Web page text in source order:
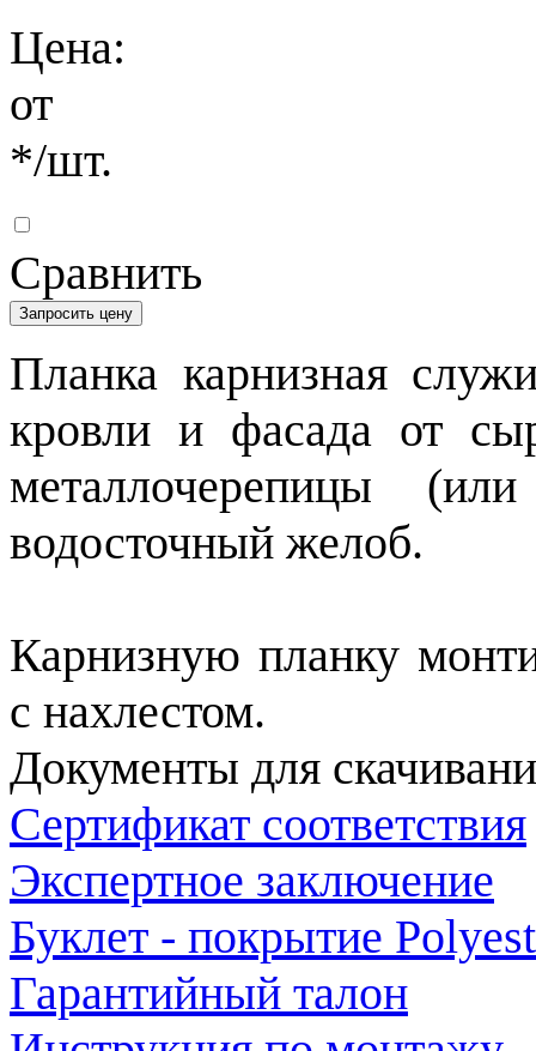
Цена:
от
*/шт.
Сравнить
Запросить цену
Планка карнизная
кровли и фасада от
металлочерепицы
водосточный желоб.
Карнизную планку
с нахлестом.
Документы для
Сертификат соответствия
Экспертное заключение
Буклет - покрытие
Гарантийный талон